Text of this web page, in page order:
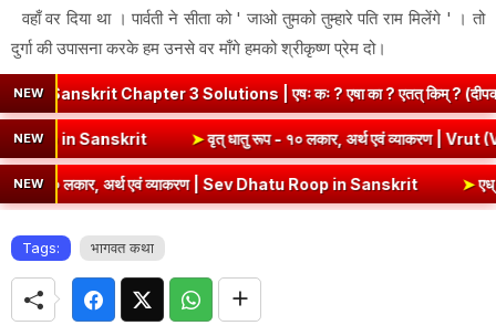
वहाँ वर दिया था । पार्वती ने सीता को ' जाओ तुमको तुम्हारे पति राम मिलेंगे ' । तो
दुर्गा की उपासना करके हम उनसे वर माँगे हमको श्रीकृष्ण प्रेम दो।
NEW Chapter 3 Solutions | एषः कः ? एषा का ? एतत् किम् ? (दीपकम)
NEW
Kri Dhatu Roop in Sanskrit ➤वृत् धातु रूप - १० लकार, अर्थ एवं
NEW
लकार, अर्थ एवं व्याकरण | Sev Dhatu Roop in Sanskrit ➤एध् धातु
Tags: भागवत कथा